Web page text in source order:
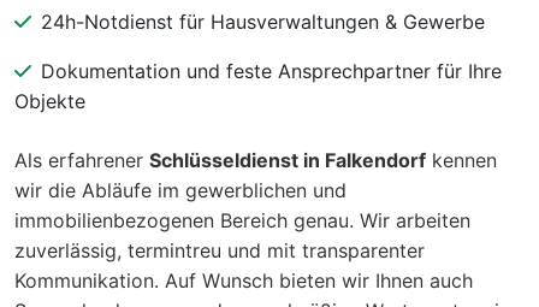
24h-Notdienst für Hausverwaltungen & Gewerbe
Dokumentation und feste Ansprechpartner für Ihre
Objekte
Als erfahrener Schlüsseldienst in Falkendorf kennen
wir die Abläufe im gewerblichen und
immobilienbezogenen Bereich genau. Wir arbeiten
zuverlässig, termintreu und mit transparenter
Kommunikation. Auf Wunsch bieten wir Ihnen auch